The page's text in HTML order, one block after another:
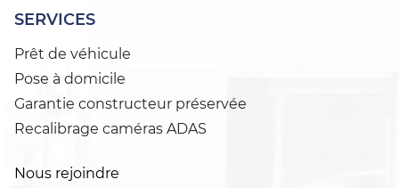
SERVICES
Prêt de véhicule
Pose à domicile
Garantie constructeur préservée
Recalibrage caméras ADAS
Nous rejoindre